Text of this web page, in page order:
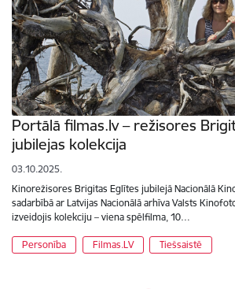
Portālā filmas.lv – režisores
jubilejas kolekcija
03.10.2025.
Kinorežisores Brigitas Eglītes jubilejā Nacionālā
sadarbībā ar Latvijas Nacionālā arhīva Valsts
izveidojis kolekciju – viena spēlfilma, 10…
Personība Filmas.LV Tiešsaistē